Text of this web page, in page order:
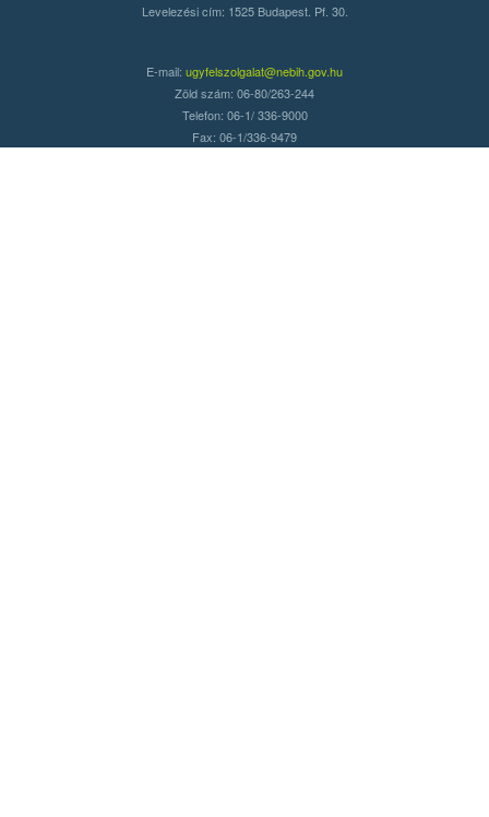
Levelezési cím: 1525 Budapest. Pf. 30.
E-mail: ugyfelszolgalat@nebih.gov.hu
Zöld szám: 06-80/263-244
Telefon: 06-1/ 336-9000
Fax: 06-1/336-9479